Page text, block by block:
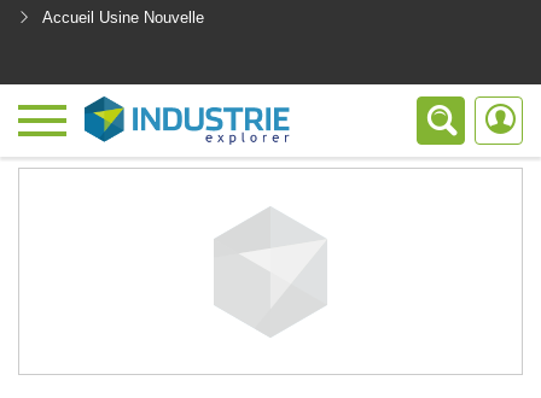
Accueil Usine Nouvelle